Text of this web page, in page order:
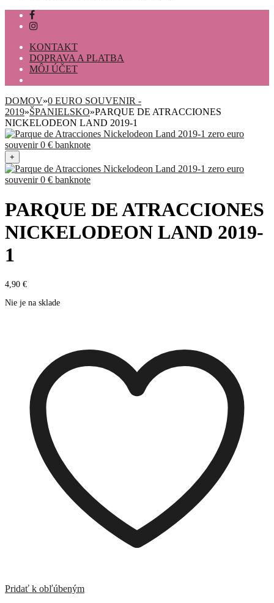
KONTAKT
DOPRAVA A PLATBA
MÔJ ÚČET
DOMOV»0 EURO SOUVENIR -
2019»ŠPANIELSKO»PARQUE DE ATRACCIONES
NICKELODEON LAND 2019-1
+
PARQUE DE ATRACCIONES
NICKELODEON LAND 2019-
1
4,90 €
Nie je na sklade
Pridať k obľúbeným